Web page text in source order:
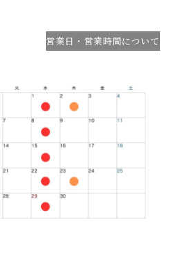
営業日・営業時間について